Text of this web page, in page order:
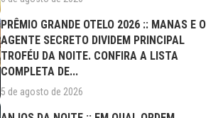
PRÊMIO GRANDE OTELO 2026 :: MANAS E O
AGENTE SECRETO DIVIDEM PRINCIPAL
TROFÉU DA NOITE. CONFIRA A LISTA
COMPLETA DE...
5 de agosto de 2026